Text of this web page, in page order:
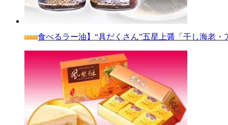
食べるラー油】“具だくさん”五星上醤「干し海老